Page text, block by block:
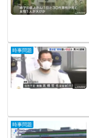
時事問題
時事問題